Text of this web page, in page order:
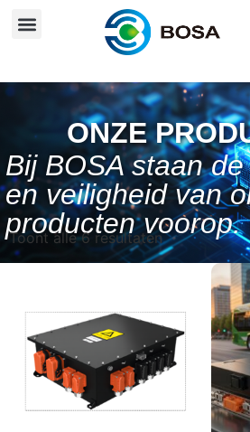
ONZE
Bij BOSA staan
en veiligheid van
producten voorop.
Toont alle 6 resultaten